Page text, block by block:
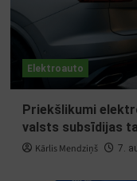
Elektroauto
Priekšlikumi
valsts subsīdijas
Kārlis Mendziņš 7.